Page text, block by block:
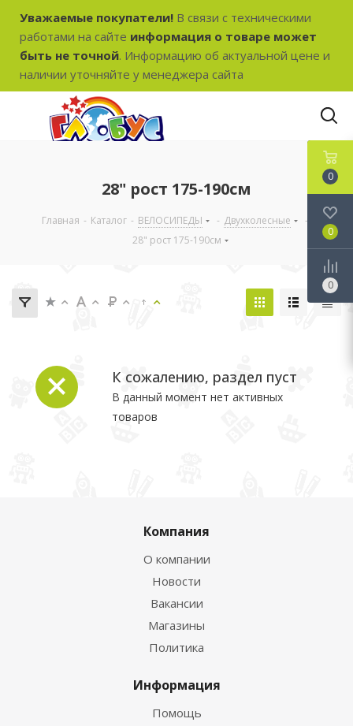
Уважаемые покупатели! В связи с техническими
работами на сайте информация о товаре может
быть не точной. Информацию об актуальной цене и
наличии уточняйте у менеджера сайта
28" рост 175-190см
Главная - Каталог - ВЕЛОСИПЕДЫ - Двухколесные
-
28" рост 175-190см
К сожалению, раздел пуст
В данный момент нет активных
товаров
Компания
О компании
Новости
Вакансии
Магазины
Политика
Информация
Помощь
0
0
0